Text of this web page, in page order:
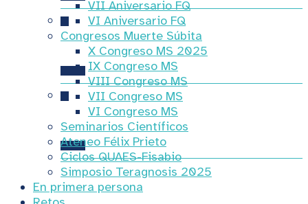
Ciclos QUAES-Fisabio
Simposio Teragnosis 2025
VII Aniversario FQ
VI Aniversario FQ
Congresos Muerte Súbita
X Congreso MS 2025
IX Congreso MS
VIII Congreso MS
VII Congreso MS
VI Congreso MS
Seminarios Científicos
Ateneo Félix Prieto
Ciclos QUAES-Fisabio
Simposio Teragnosis 2025
En primera persona